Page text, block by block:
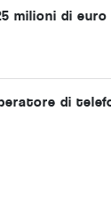
milioni di
di